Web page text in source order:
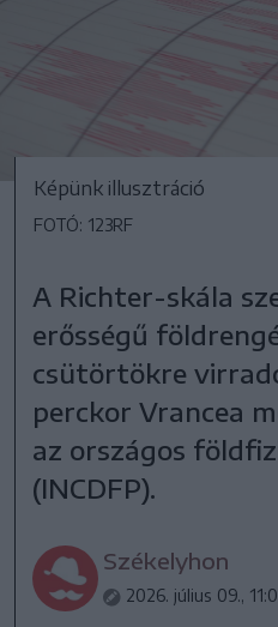
Képünk illusztráció
FOTÓ: 123RF
A Richter-skála
erősségű
csütörtökre
perckor Vrancea
az országos
(INCDFP).
Székelyhon
2026. július 09.,